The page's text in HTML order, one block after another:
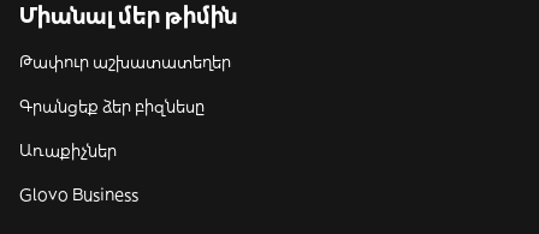
Միանալ մեր թիմին
Թափուր աշխատատեղեր
Գրանցեք ձեր բիզնեսը
Առաքիչներ
Glovo Business